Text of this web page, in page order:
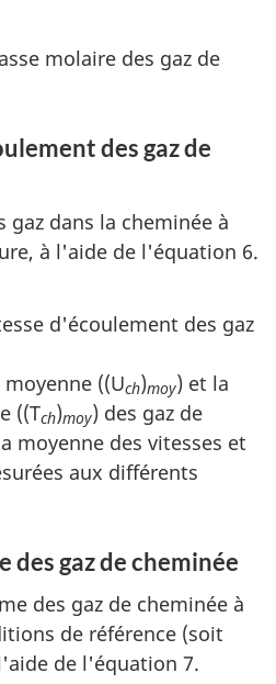
des gaz de
gaz dans la cheminée à
à l'aide de l'équation 6.
((Uch)moy) et la
((Tch)moy) des gaz de
moyenne des vitesses et
aux différents
des gaz de cheminée
des gaz de cheminée à
de référence (soit
de l'équation 7.